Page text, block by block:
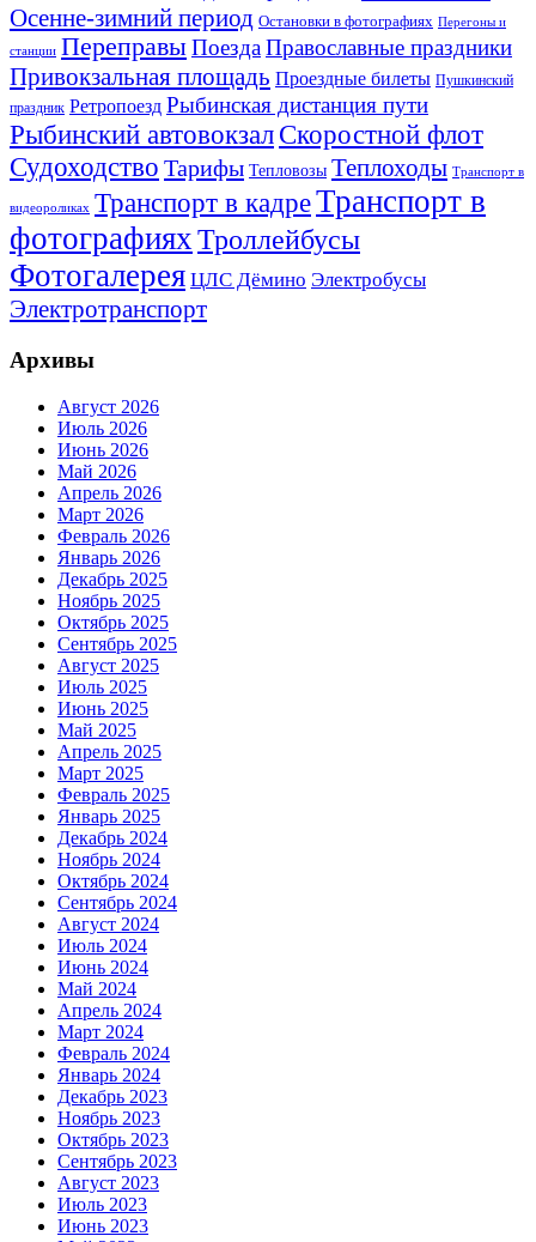
Осенне-зимний период Остановки в фотографиях Перегоны и
станции ПереправыПоездаПравославные праздники
Привокзальная площадь Проездные билеты Пушкинский
праздник Ретропоезд Рыбинская дистанция пути
Рыбинский автовокзал Скоростной флот
Судоходство Тарифы Тепловозы Теплоходы Транспорт в
видеороликах Транспорт в кадреТранспорт в
фотографияхТроллейбусы
Фотогалерея ЦЛС Дёмино Электробусы
Электротранспорт
Архивы
Август 2026
Июль 2026
Июнь 2026
Май 2026
Апрель 2026
Март 2026
Февраль 2026
Январь 2026
Декабрь 2025
Ноябрь 2025
Октябрь 2025
Сентябрь 2025
Август 2025
Июль 2025
Июнь 2025
Май 2025
Апрель 2025
Март 2025
Февраль 2025
Январь 2025
Декабрь 2024
Ноябрь 2024
Октябрь 2024
Сентябрь 2024
Август 2024
Июль 2024
Июнь 2024
Май 2024
Апрель 2024
Март 2024
Февраль 2024
Январь 2024
Декабрь 2023
Ноябрь 2023
Октябрь 2023
Сентябрь 2023
Август 2023
Июль 2023
Июнь 2023